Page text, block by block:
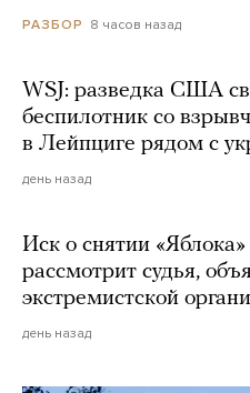
РАЗБОР 8 часов назад
WSJ: разведка США
беспилотник со
в Лейпциге рядом с
день назад
Иск о снятии
рассмотрит судья,
экстремистской
день назад